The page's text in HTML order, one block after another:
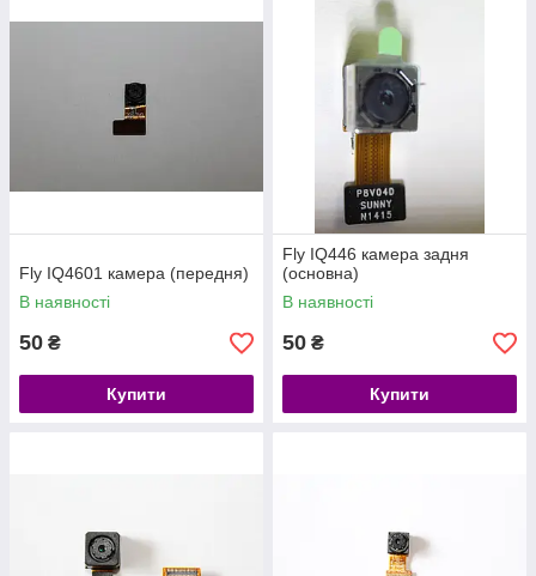
Fly IQ4601 камера (передня)
В наявності
50 ₴
Купити
Fly IQ446 камера задня
(основна)
В наявності
50 ₴
Купити